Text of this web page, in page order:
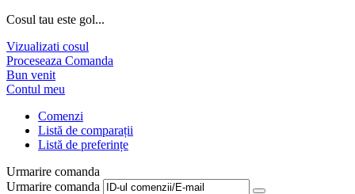
Cosul tau este gol...
Vizualizati cosul
Proceseaza Comanda
Bun venit
Contul meu
Comenzi
Listă de comparații
Listă de preferințe
Urmarire comanda
Urmarire comanda